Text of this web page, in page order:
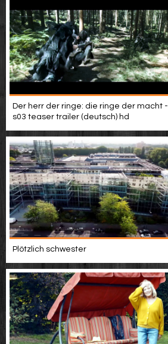
Der herr der ringe: die ringe der macht -
s03 teaser trailer (deutsch) hd
Plötzlich schwester